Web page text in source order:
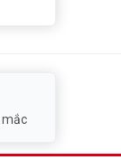
mắc